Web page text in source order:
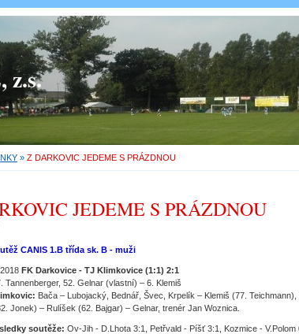
» Z DARKOVIC JEDEME S PRÁZDNOU
JEDEME S PRÁZDNOU
CANIS 1.B třída sk. B - muži
FK Darkovice - TJ Klimkovice (1:1) 2:1
Tannenberger, 52. Gelnar (vlastní) – 6. Klemiš
Bača – Lubojacký, Bednář, Švec, Krpelík – Klemiš (77. Teichmann),
Jonek) – Rulíšek (62. Bajgar) – Gelnar, trenér Jan Woznica.
soutěže: Ov-Jih - D.Lhota 3:1, Petřvald - Píšť 3:1, Kozmice - V.Polom